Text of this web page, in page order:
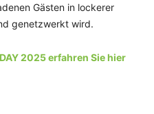
Gästen in lockerer
genetzwerkt wird.
2025 erfahren Sie hier